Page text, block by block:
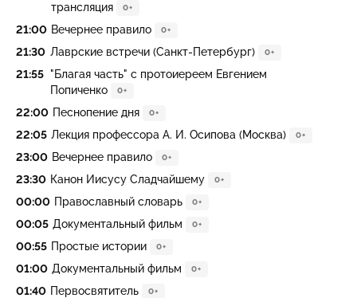
трансляция
0+
21:00 Вечернее правило 0+
21:30 Лаврские встречи (Санкт-Петербург) 0+
21:55 "Благая часть" с протоиереем Евгением
Попиченко
0+
22:00 Песнопение дня 0+
22:05 Лекция профессора А. И. Осипова (Москва) 0+
23:00 Вечернее правило 0+
23:30 Канон Иисусу Сладчайшему 0+
00:00 Православный словарь 0+
00:05 Документальный фильм 0+
00:55 Простые истории 0+
01:00 Документальный фильм 0+
01:40 Первосвятитель 0+